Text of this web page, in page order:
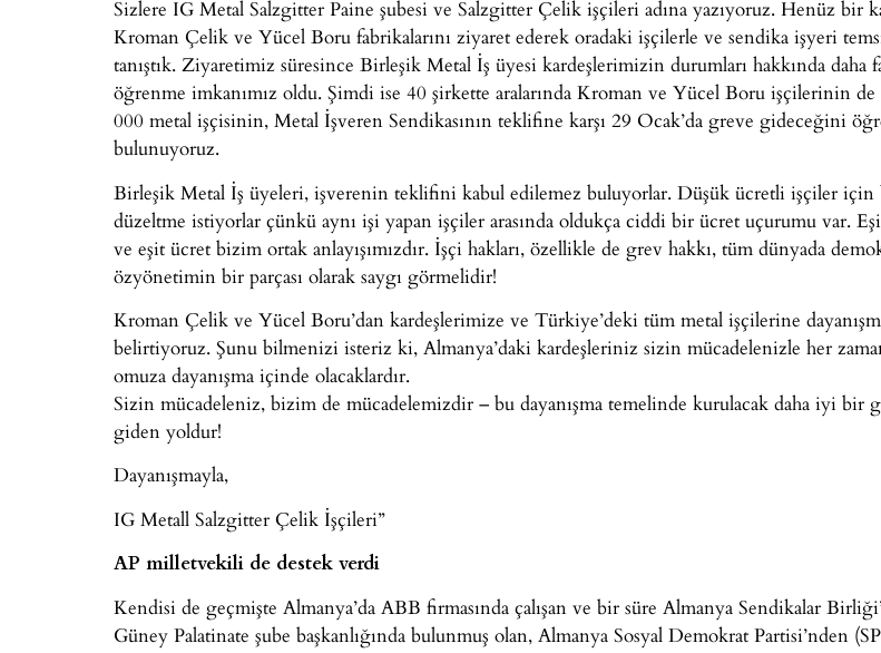
Sizlere IG Metal Salzgitter Paine şubesi ve Salzgitter Çelik işçileri adına yazıyoruz. Henüz bir
Kroman Çelik ve Yücel Boru fabrikalarını ziyaret ederek oradaki işçilerle ve sendika işyeri
tanıştık. Ziyaretimiz süresince Birleşik Metal İş üyesi kardeşlerimizin durumları hakkında daha
öğrenme imkanımız oldu. Şimdi ise 40 şirkette aralarında Kroman ve Yücel Boru işçilerinin
000 metal işçisinin, Metal İşveren Sendikasının teklifine karşı 29 Ocak’da greve gideceğini
bulunuyoruz.
Birleşik Metal İş üyeleri, işverenin teklifini kabul edilemez buluyorlar. Düşük ücretli işçiler
düzeltme istiyorlar çünkü aynı işi yapan işçiler arasında oldukça ciddi bir ücret uçurumu var.
ve eşit ücret bizim ortak anlayışımızdır. İşçi hakları, özellikle de grev hakkı, tüm dünyada
özyönetimin bir parçası olarak saygı görmelidir!
Kroman Çelik ve Yücel Boru’dan kardeşlerimize ve Türkiye’deki tüm metal işçilerine
belirtiyoruz. Şunu bilmenizi isteriz ki, Almanya’daki kardeşleriniz sizin mücadelenizle her
omuza dayanışma içinde olacaklardır.
Sizin mücadeleniz, bizim de mücadelemizdir – bu dayanışma temelinde kurulacak daha iyi bir
giden yoldur!
Dayanışmayla,
IG Metall Salzgitter Çelik İşçileri”
AP milletvekili de destek verdi
Kendisi de geçmişte Almanya’da ABB firmasında çalışan ve bir süre Almanya Sendikalar
Güney Palatinate şube başkanlığında bulunmuş olan, Almanya Sosyal Demokrat Partisi’nden